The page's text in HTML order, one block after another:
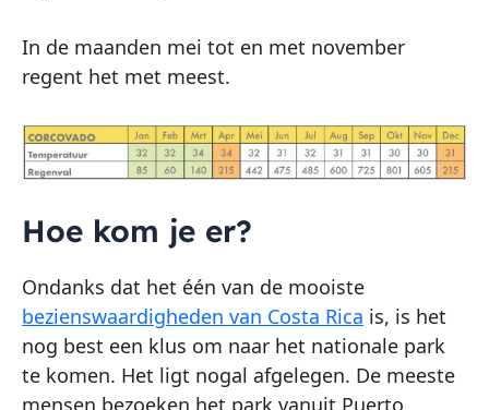
In de maanden mei tot en met november
regent het met meest.
Hoe kom je er?
Ondanks dat het één van de mooiste
bezienswaardigheden van Costa Rica is, is het
nog best een klus om naar het nationale park
te komen. Het ligt nogal afgelegen. De meeste